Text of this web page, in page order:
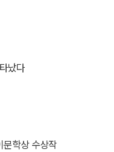
났다
학상 수상작